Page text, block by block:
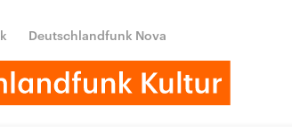
Deutschlandfunk Nova